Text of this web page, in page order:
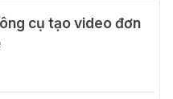
30 video AI + 100
với Dola.com
cụ tạo video đơn